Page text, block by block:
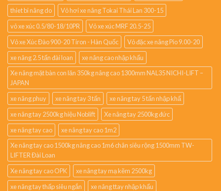
thiet bi nâng do
Vỏ hơi xe nâng Tokai Thái Lan 300-15
vỏ xe xúc 0.5/80-18/10PR
Vỏ xe xúc MRF 20.5-25
Vỏ xe Xúc Đào 900-20 Tiron - Hàn Quốc
Vỏ đặc xe nâng Pio 9.00-20
xe nâng 2.5 tấn đài loan
xe nâng cao nhập khẩu
Xe nâng mặt bàn con lăn 350kg nâng cao 1300mm NAL35 NICHI-LIFT –
JAPAN
xe nâng phuy
xe nâng tay 3 tấn
xe nâng tay 5 tấn nhập khẩ
xe nâng tay 2500kg hiệu Noblift
Xe nâng tay 2500kg đức
xe nâng tay cao
xe nâng tay cao 1m2
Xe nâng tay cao 1500kg nâng cao 1m6 chân siêu rộng 1500mm TW-
LIFTER Đài Loan
Xe nâng tay cao OPK
xe nâng tay mạ kẽm 2500kg
xe nâng tay thấp siêu ngắn
xe nâng ttay nhập khẩu